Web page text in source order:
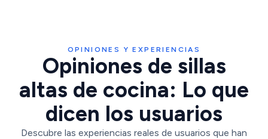
OPINIONES Y EXPERIENCIAS
Opiniones de sillas
altas de cocina: Lo que
dicen los usuarios
Descubre las experiencias reales de usuarios que han